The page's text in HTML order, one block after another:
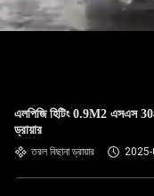
এলপিজি হিটিং 0.9M2 এসএস
ড্রায়ার
তরল বিছানা ড্রায়ার